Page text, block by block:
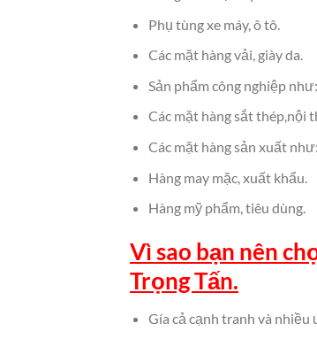
Phụ tùng xe máy, ô tô.
Các mặt hàng vải, giày da.
Sản phẩm công nghiệp
Các mặt hàng sắt thép,nội
Các mặt hàng sản xuất
Hàng may mặc, xuất khẩu.
Hàng mỹ phẩm, tiêu dùng.
Vì sao bạn nên
Trọng Tấn.
Gía cả cạnh tranh và nhiều